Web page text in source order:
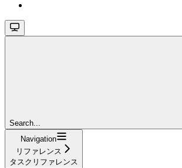
Search...
Navigation
リファレンス
タスクリファレンス